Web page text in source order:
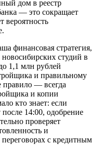
дом в реестр
— это сокращает
вероятность
финансовая стратегия,
студий в
1,1 млн рублей
и правильному
— всегда
и копии
кто знает: если
14:00, одобрение
проверяет
и
с кредитным